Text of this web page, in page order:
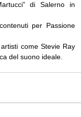
di Salerno in
per Passione
come Stevie Ray
del suono ideale.